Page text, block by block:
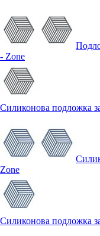
- Zone
Силиконова подложка
Zone
Силиконова подложка